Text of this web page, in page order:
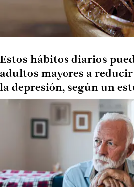
Estos hábitos diarios
adultos mayores a
la depresión, según un